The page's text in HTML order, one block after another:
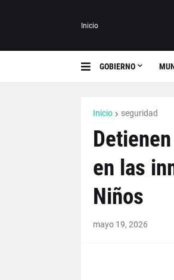
Inicio
GOBIERNO
Inicio seguridad
en las
Niños
mayo 19, 2026